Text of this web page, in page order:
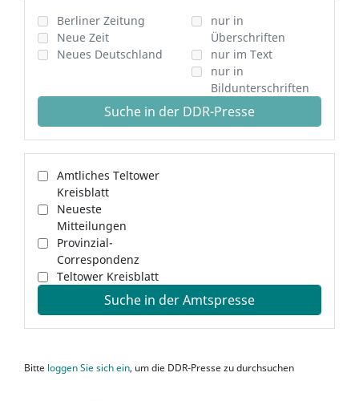
Berliner Zeitung
Neue Zeit
Neues Deutschland
nur in
Überschriften
nur im Text
nur in
Bildunterschriften
Suche in der DDR-Presse
Amtliches Teltower
Kreisblatt
Neueste
Mitteilungen
Provinzial-
Correspondenz
Teltower Kreisblatt
Suche in der Amtspresse
Bitte loggen Sie sich ein, um die DDR-Presse zu durchsuchen